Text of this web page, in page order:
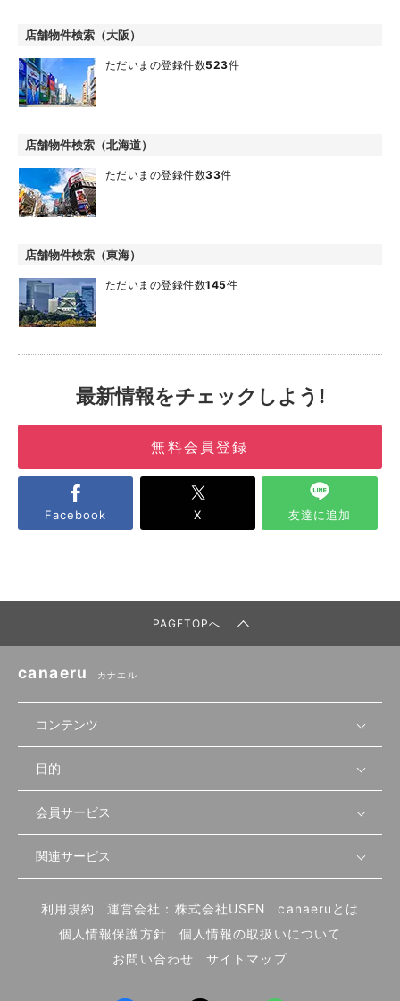
店舗物件検索（大阪）
ただいまの登録件数523件
店舗物件検索（北海道）
ただいまの登録件数33件
店舗物件検索（東海）
ただいまの登録件数145件
最新情報をチェックしよう!
無料会員登録
Facebook X 友達に追加
PAGETOPへ
canaeru カナエル
コンテンツ
無料開業相談
セミナー情報
セミナー動画
物件を探す
首都圏
北海道
先輩開業者の声
開業・経営に関する記事
編集ポリシー
業態別の開業方法
目的
店舗運営
物件
内装・設備
食材・仕入れ
会員サービス
会員登録
ログイン
関連サービス
飲食店サクセスガイド（外部サイト）
利用規約 運営会社：株式会社USEN
canaeruとは
個人情報保護方針
個人情報の取扱いについて
お問い合わせ
サイトマップ